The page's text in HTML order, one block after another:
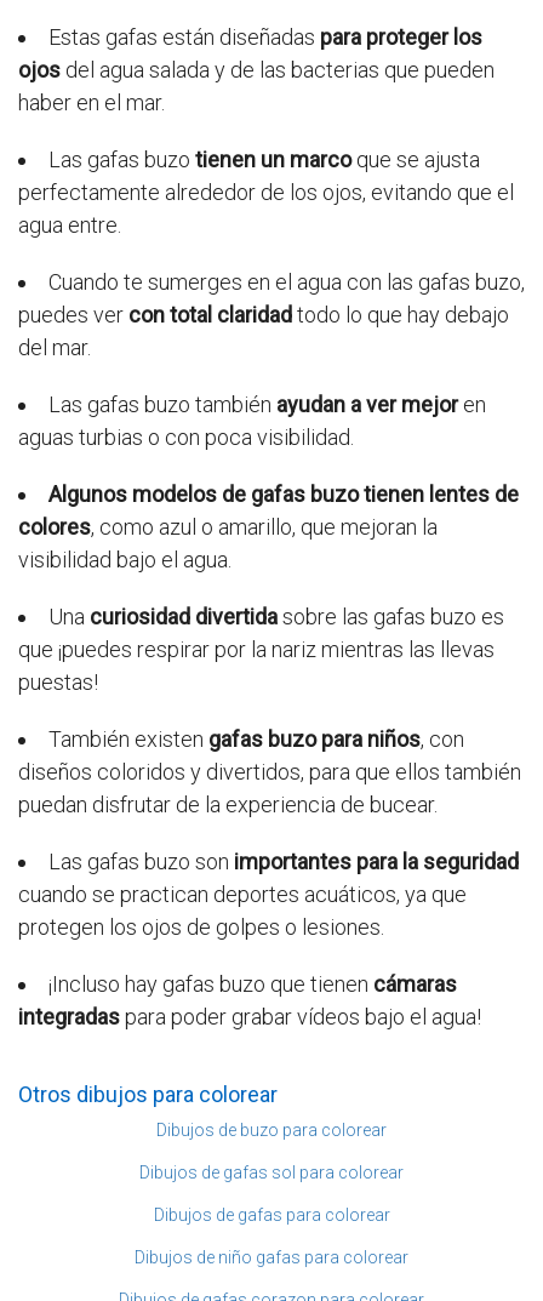
Estas gafas están diseñadas para proteger los
ojos del agua salada y de las bacterias que pueden
haber en el mar.
Las gafas buzo tienen un marcoque se ajusta
perfectamente alrededor de los ojos, evitando que el
agua entre.
Cuando te sumerges en el agua con las gafas buzo,
puedes ver con total claridadtodo lo que hay debajo
del mar.
Las gafas buzo también ayudan a ver mejoren
aguas turbias o con poca visibilidad.
Algunos modelos de gafas buzo tienen lentes de
colores, como azul o amarillo, que mejoran la
visibilidad bajo el agua.
Una curiosidad divertidasobre las gafas buzo es
que ¡puedes respirar por la nariz mientras las llevas
puestas!
También existen gafas buzo para niños, con
diseños coloridos y divertidos, para que ellos también
puedan disfrutar de la experiencia de bucear.
Las gafas buzo son importantes para la seguridad
cuando se practican deportes acuáticos, ya que
protegen los ojos de golpes o lesiones.
¡Incluso hay gafas buzo que tienen cámaras
integradaspara poder grabar vídeos bajo el agua!
Otros dibujos para colorear
Dibujos de buzo para colorear
Dibujos de gafas sol para colorear
Dibujos de gafas para colorear
Dibujos de niño gafas para colorear